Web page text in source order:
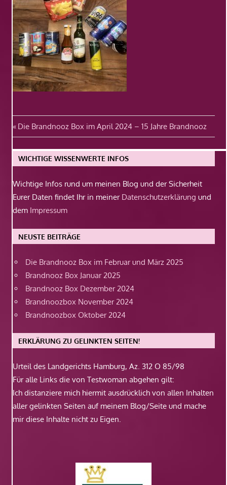
Beitragsnavigation
Vorheriger
Beitrag:
Die Brandnooz Box im April 2024 – 15 Jahre Brandnooz
WICHTIGE WISSENWERTE INFOS
Wichtige Infos rund um meinen Blog und der Sicherheit
Eurer Daten findet Ihr in meiner Datenschutzerklärung und
dem Impressum
NEUSTE BEITRÄGE
Die Brandnooz Box im Februar und März 2025
Brandnooz Box Januar 2025
Brandnooz Box Dezember 2024
Brandnoozbox November 2024
Brandnoozbox Oktober 2024
ERKLÄRUNG ZU GELINKTEN SEITEN!
Urteil des Landgerichts Hamburg, Az. 312 O 85/98
Für alle Links die von Testwoman abgehen gilt:
Ich distanziere mich hiermit ausdrücklich von allen Inhalten
aller gelinkten Seiten auf meinem Blog/Seite und mache
mir diese Inhalte nicht zu Eigen.